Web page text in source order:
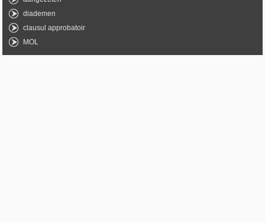
diademen
clausul approbatoir
MOL